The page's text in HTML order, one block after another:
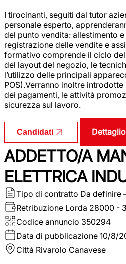
I tirocinanti, seguiti dal tutor
personale esperto,
del punto vendita: allestimento
registrazione delle vendite e
formativo comprende il ciclo
del layout del negozio, le
l’utilizzo delle principali
POS).Verranno inoltre
dei pagamenti, le attività
sicurezza sul lavoro.
Candidati
ADDETTO/A
ELETTRICA
Tipo di contratto Da definire
Retribuzione Lorda 28000 -
Codice annuncio 350294
Data di pubblicazione 10/8/
Città Rivarolo Canavese